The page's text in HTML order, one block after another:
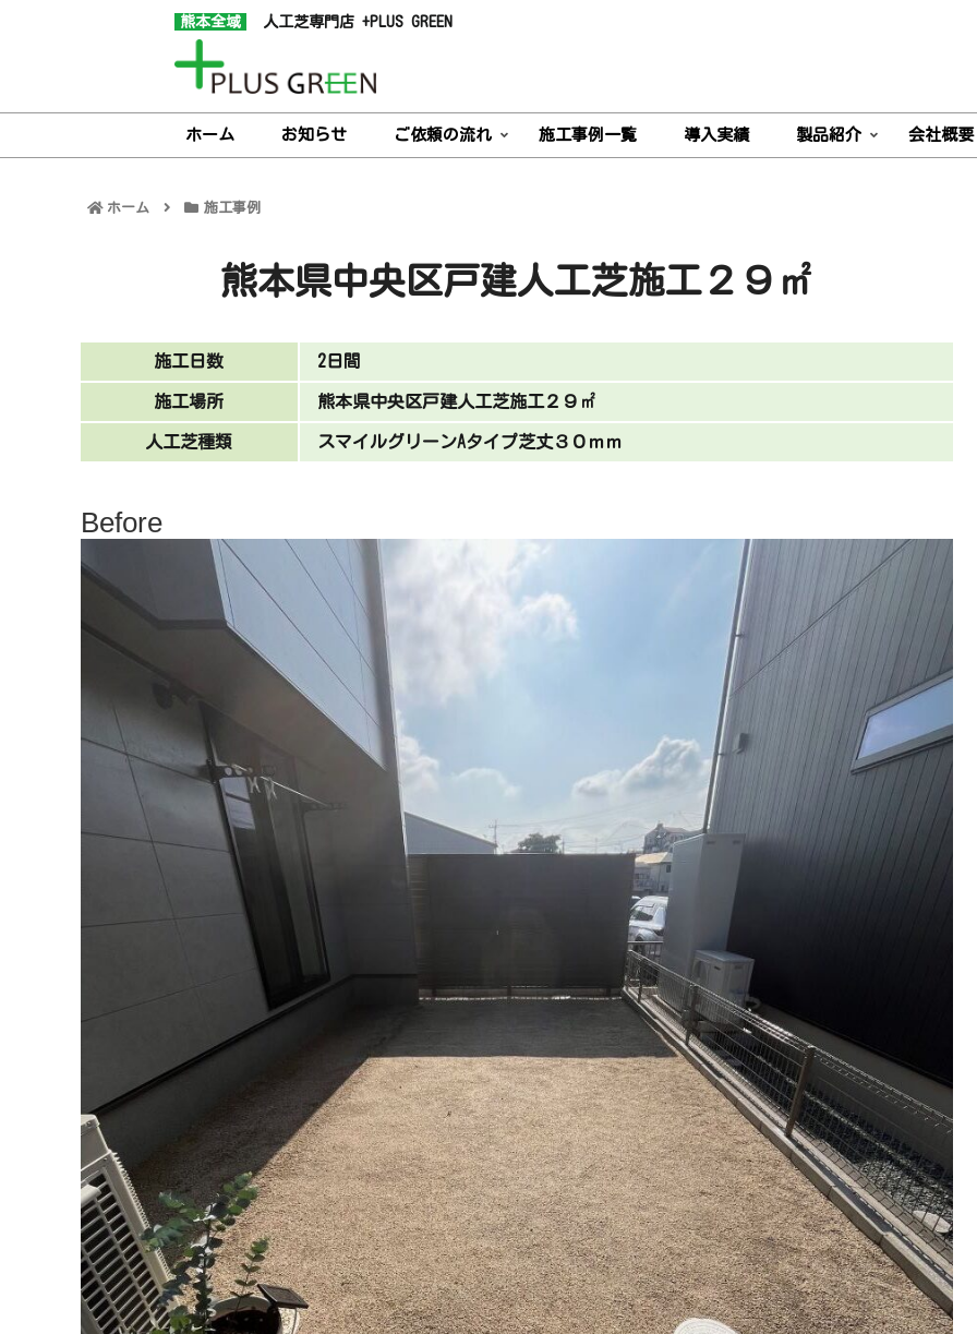
熊本全域 人工芝専門店 +PLUS GREEN
ホーム お知らせ ご依頼の流れ 施工事例一覧 導入実績 製品紹介 会社概要
ホーム 施工事例
熊本県中央区戸建人工芝施工２９㎡
施工日数 2日間
施工場所 熊本県中央区戸建人工芝施工２９㎡
人工芝種類 スマイルグリーンAタイプ芝丈３０ｍｍ
Before